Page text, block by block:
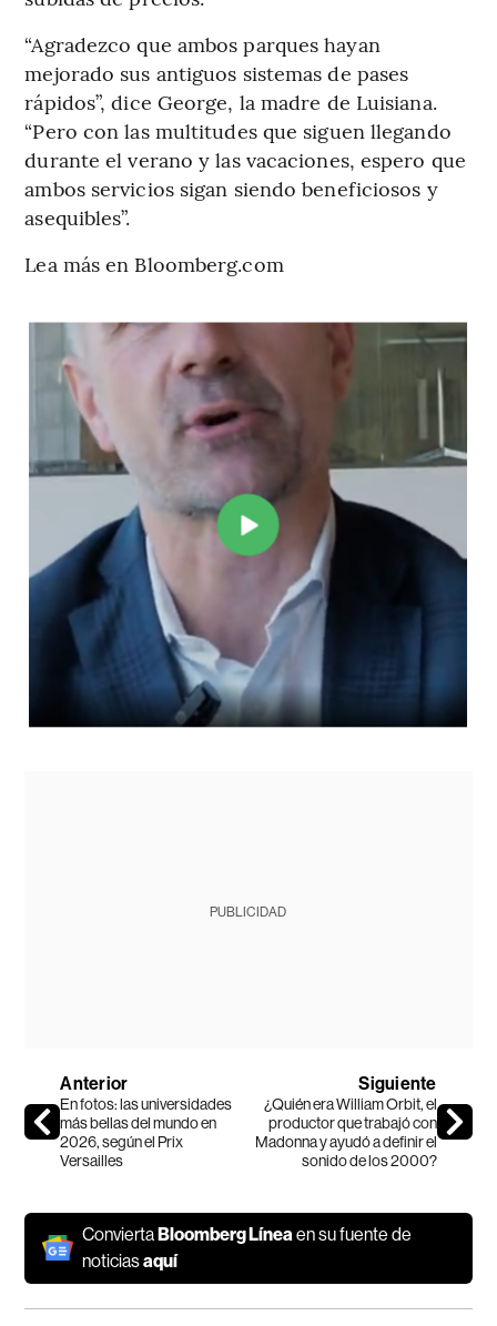
“Agradezco que ambos parques hayan
mejorado sus antiguos sistemas de pases
rápidos”, dice George, la madre de Luisiana.
“Pero con las multitudes que siguen llegando
durante el verano y las vacaciones, espero que
ambos servicios sigan siendo beneficiosos y
asequibles”.
Lea más en Bloomberg.com
PUBLICIDAD
Anterior
En fotos: las universidades
más bellas del mundo en
2026, según el Prix
Versailles
Siguiente
¿Quién era William Orbit, el
productor que trabajó con
Madonna y ayudó a definir el
sonido de los 2000?
ConviertaBloomberg Línea en su fuente de
noticiasaquí